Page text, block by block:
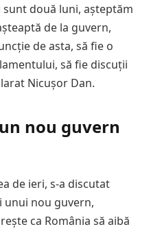
două luni, așteptăm
de la guvern,
de asta, să fie o
să fie discuții
Nicușor Dan.
nou guvern
de ieri, s-a discutat
unui nou guvern,
ca România să aibă